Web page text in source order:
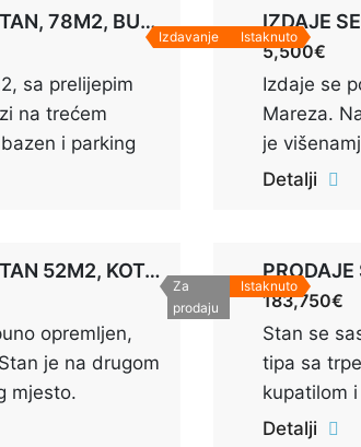
nalazi
PRODAJE SE, JEDNOSOBAN STAN, 78M2, BUDVA
sa prelijepim
na trećem
i parking
Istaknuto
Izdavanje
5,500€
Izdaje se
Mareza.
je
koristiti
kao
još 500m2
Detalji
PRODAJE SE, JEDNOSOBAN STAN 52M2, KOTOR
opremljen,
je na drugom
mjesto.
Istaknuto
Za
prodaju
PRODAJE
183,750€
Stan se
tipa sa
kupatilom
sobe.
Detalji